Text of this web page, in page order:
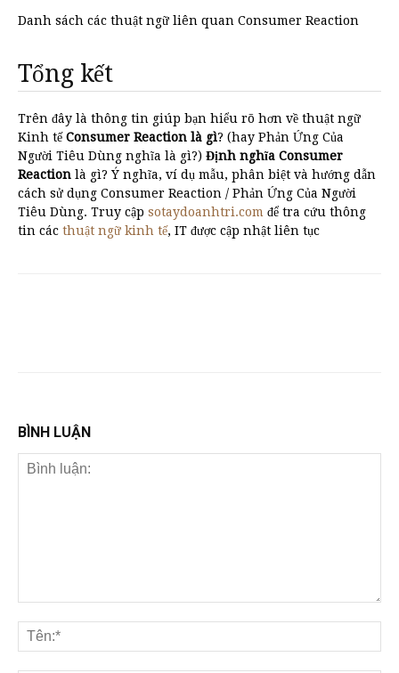
Danh sách các thuật ngữ liên quan Consumer Reaction
Tổng kết
Trên đây là thông tin giúp bạn hiểu rõ hơn về thuật ngữ
Kinh tếConsumer Reaction là gì? (hay Phản Ứng Của
Người Tiêu Dùng nghĩa là gì?) Định nghĩa Consumer
Reaction là gì? Ý nghĩa, ví dụ mẫu, phân biệt và hướng dẫn
cách sử dụng Consumer Reaction / Phản Ứng Của Người
Tiêu Dùng. Truy cập sotaydoanhtri.com để tra cứu thông
tin các thuật ngữ kinh tế, IT được cập nhật liên tục
BÌNH LUẬN